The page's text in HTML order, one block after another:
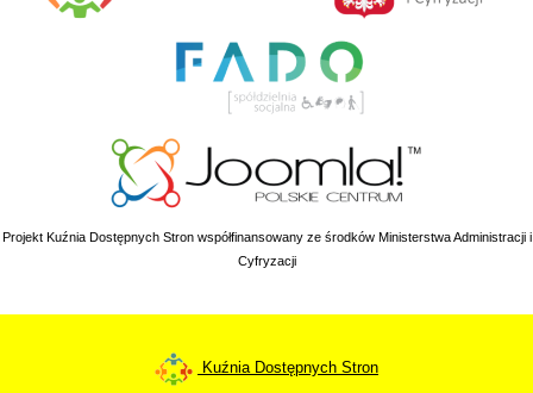
Projekt Kuźnia Dostępnych Stron współfinansowany ze środków Ministerstwa Administracji i
Cyfryzacji
Kuźnia Dostępnych Stron